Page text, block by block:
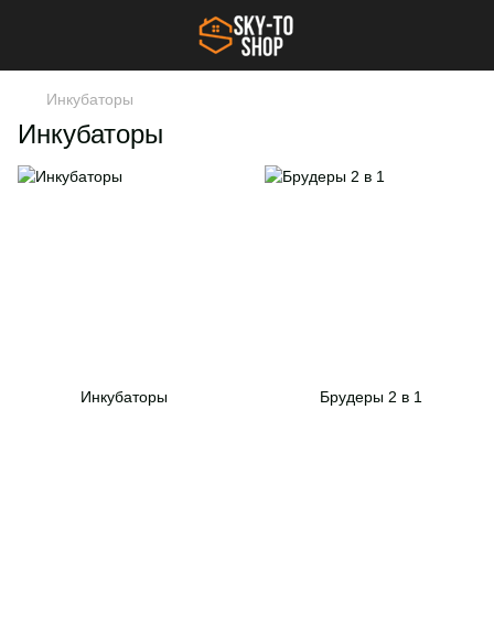
Инкубаторы
Инкубаторы
Инкубаторы Брудеры 2 в 1